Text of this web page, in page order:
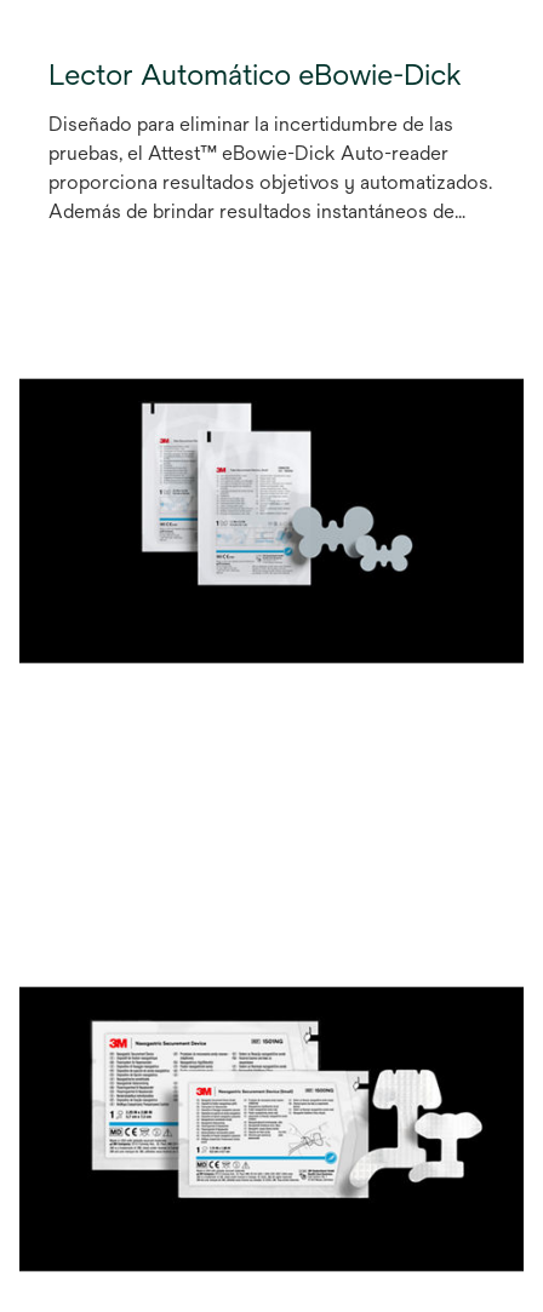
Lector Automático eBowie-Dick
Diseñado para eliminar la incertidumbre de las
pruebas, el Attest™ eBowie-Dick Auto-reader
proporciona resultados objetivos y automatizados.
Además de brindar resultados instantáneos de
encuentra en una categoría propia de la FDA de
Estados Unidos.